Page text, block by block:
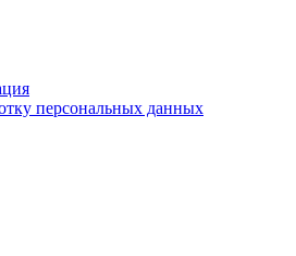
персональных данных